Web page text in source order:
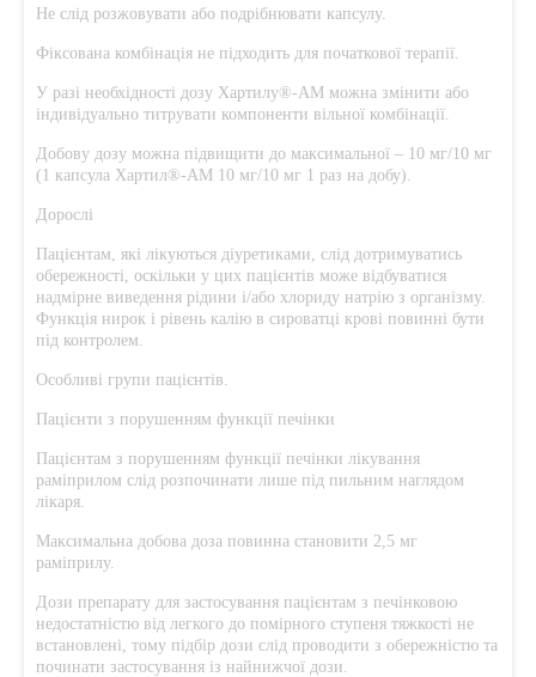
Не слід розжовувати або подрібнювати капсулу.
Фіксована комбінація не підходить для початкової терапії.
У разі необхідності дозу Хартилу®-AM можна змінити або
індивідуально титрувати компоненти вільної комбінації.
Добову дозу можна підвищити до максимальної – 10 мг/10 мг
(1 капсула Хартил®-AM 10 мг/10 мг 1 раз на добу).
Дорослі
Пацієнтам, які лікуються діуретиками, слід дотримуватись
обережності, оскільки у цих пацієнтів може відбуватися
надмірне виведення рідини і/або хлориду натрію з організму.
Функція нирок і рівень калію в сироватці крові повинні бути
під контролем.
Особливі групи пацієнтів.
Пацієнти з порушенням функції печінки
Пацієнтам з порушенням функції печінки лікування
раміприлом слід розпочинати лише під пильним наглядом
лікаря.
Максимальна добова доза повинна становити 2,5 мг
раміприлу.
Дози препарату для застосування пацієнтам з печінковою
недостатністю від легкого до помірного ступеня тяжкості не
встановлені, тому підбір дози слід проводити з обережністю та
починати застосування із найнижчої дози.